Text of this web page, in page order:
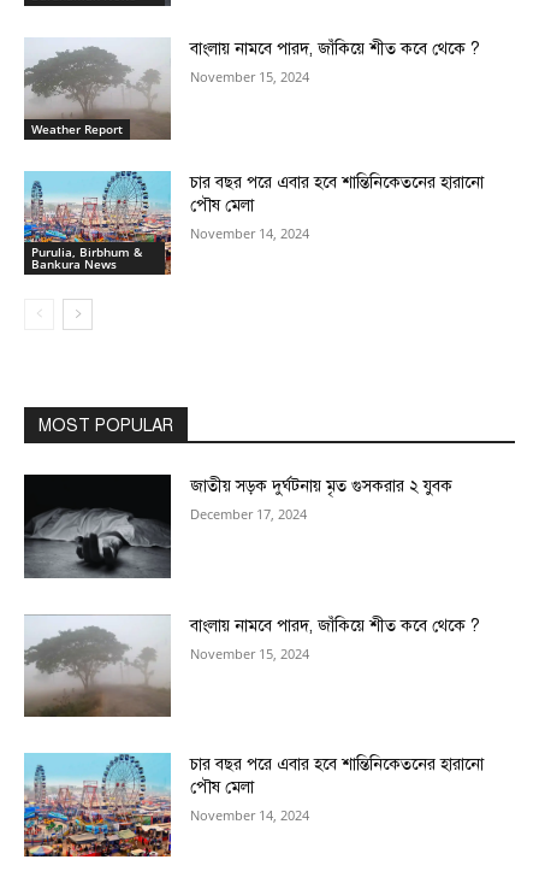
Weather Report
বাংলায় নামবে পারদ, জাঁকিয়ে শীত কবে থেকে ?
November 15, 2024
Purulia, Birbhum &
Bankura News
চার বছর পরে এবার হবে শান্তিনিকেতনের হারানো
পৌষ মেলা
November 14, 2024
MOST POPULAR
জাতীয় সড়ক দুর্ঘটনায় মৃত গুসকরার ২ যুবক
December 17, 2024
বাংলায় নামবে পারদ, জাঁকিয়ে শীত কবে থেকে ?
November 15, 2024
চার বছর পরে এবার হবে শান্তিনিকেতনের হারানো
পৌষ মেলা
November 14, 2024